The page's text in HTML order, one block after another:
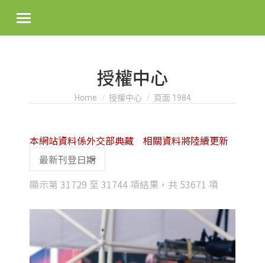
授權中心
You are here:
Home 授權中心 頁面 1984
顯示第 31729 至 31744 項結果，共 53671 項
latest
本網站資料係外交部典藏 相關資料將陸續更新